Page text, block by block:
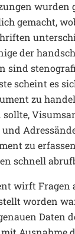
wurden
gemacht,
der
sind
scheint es
zu
zu
schnell
wirft Fragen
worden
Daten